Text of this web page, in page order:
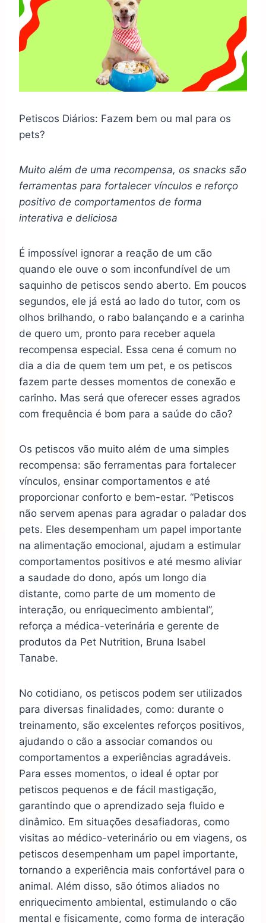
Petiscos Diários: Fazem bem ou mal para os
pets?
Muito além de uma recompensa, os snacks são
ferramentas para fortalecer vínculos e reforço
positivo de comportamentos de forma
interativa e deliciosa
É impossível ignorar a reação de um cão
quando ele ouve o som inconfundível de um
saquinho de petiscos sendo aberto. Em poucos
segundos, ele já está ao lado do tutor, com os
olhos brilhando, o rabo balançando e a carinha
de quero um, pronto para receber aquela
recompensa especial. Essa cena é comum no
dia a dia de quem tem um pet, e os petiscos
fazem parte desses momentos de conexão e
carinho. Mas será que oferecer esses agrados
com frequência é bom para a saúde do cão?
Os petiscos vão muito além de uma simples
recompensa: são ferramentas para fortalecer
vínculos, ensinar comportamentos e até
proporcionar conforto e bem-estar. “Petiscos
não servem apenas para agradar o paladar dos
pets. Eles desempenham um papel importante
na alimentação emocional, ajudam a estimular
comportamentos positivos e até mesmo aliviar
a saudade do dono, após um longo dia
distante, como parte de um momento de
interação, ou enriquecimento ambiental”,
reforça a médica-veterinária e gerente de
produtos da Pet Nutrition, Bruna Isabel
Tanabe.
No cotidiano, os petiscos podem ser utilizados
para diversas finalidades, como: durante o
treinamento, são excelentes reforços positivos,
ajudando o cão a associar comandos ou
comportamentos a experiências agradáveis.
Para esses momentos, o ideal é optar por
petiscos pequenos e de fácil mastigação,
garantindo que o aprendizado seja fluido e
dinâmico. Em situações desafiadoras, como
visitas ao médico-veterinário ou em viagens, os
petiscos desempenham um papel importante,
tornando a experiência mais confortável para o
animal. Além disso, são ótimos aliados no
enriquecimento ambiental, estimulando o cão
mental e fisicamente, como forma de interação